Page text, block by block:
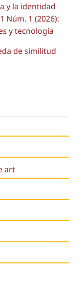
y la identidad
Núm. 1 (2026):
y tecnología
de similitud
art